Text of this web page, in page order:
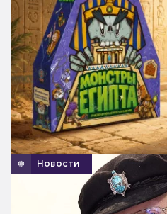
Новости